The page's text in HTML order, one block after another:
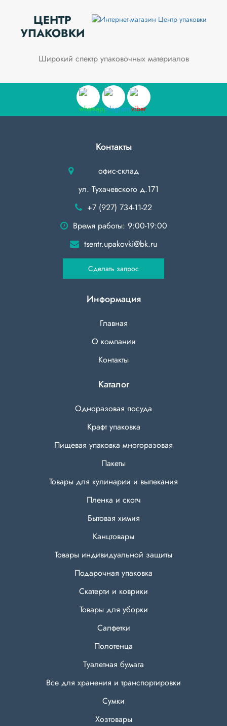
ЦЕНТР
УПАКОВКИ
Широкий спектр упаковочных материалов
Контакты
офис-склад
ул. Тухачевского д.171
+7 (927) 734-11-22
Время работы: 9:00-19:00
tsentr.upakovki@bk.ru
Сделать запрос
Информация
Главная
О компании
Контакты
Каталог
Одноразовая посуда
Крафт упаковка
Пищевая упаковка многоразовая
Пакеты
Товары для кулинарии и выпекания
Пленка и скотч
Бытовая химия
Канцтовары
Товары индивидуальной защиты
Подарочная упаковка
Скатерти и коврики
Товары для уборки
Салфетки
Полотенца
Туалетная бумага
Все для хранения и транспортировки
Сумки
Хозтовары